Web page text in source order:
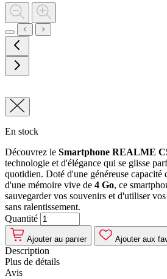
En stock
Découvrez le Smartphone REALME
technologie et d'élégance qui se glisse
quotidien. Doté d'une généreuse capacité
d'une mémoire vive de 4 Go, ce
sauvegarder vos souvenirs et d'utiliser
sans ralentissement.
Quantité
Ajouter au panier Ajouter aux
Description
Plus de détails
Avis